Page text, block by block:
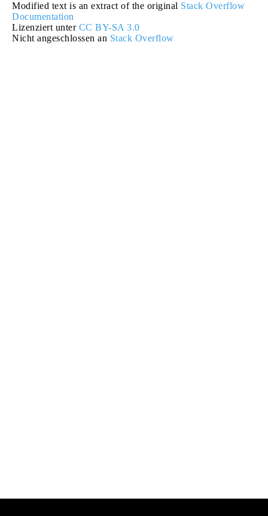
Modified text is an extract of the original Stack Overflow
Documentation
Lizenziert unter CC BY-SA 3.0
Nicht angeschlossen an Stack Overflow